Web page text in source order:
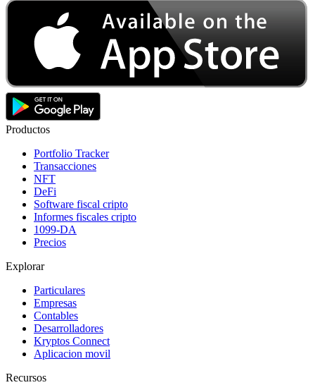
Productos
Portfolio Tracker
Transacciones
NFT
DeFi
Software fiscal cripto
Informes fiscales cripto
1099-DA
Precios
Explorar
Particulares
Empresas
Contables
Desarrolladores
Kryptos Connect
Aplicacion movil
Recursos